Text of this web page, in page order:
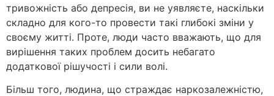
тривожність або депресія, ви не уявляєте, наскільки
складно для кого-то провести такі глибокі зміни у
своєму житті. Проте, люди часто вважають, що для
вирішення таких проблем досить небагато
додаткової рішучості і сили волі.
Більш того, людина, що страждає наркозалежністю,